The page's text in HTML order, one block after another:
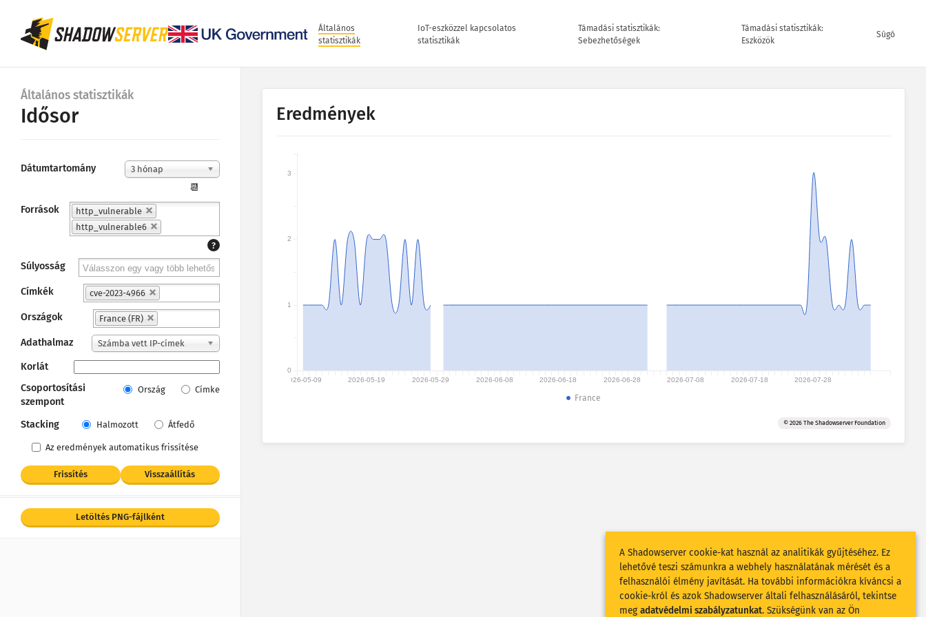
Általános
statisztikák
IoT-eszközzel kapcsolatos
statisztikák
Támadási statisztikák:
Sebezhetőségek
Támadási statisztikák:
Eszközök
Súgó
Általános statisztikák
Idősor
Dátumtartomány 3 hónap
📆
Források
http_vulnerable
http_vulnerable6
?
Súlyosság
Címkék cve-2023-4966
Országok France (FR)
Adathalmaz Számba vett IP-címek
Korlát
Csoportosítási
szempont
Ország Címke
Stacking Halmozott Átfedő
Az eredmények automatikus frissítése
Frissítés Visszaállítás
Letöltés PNG-fájlként
Eredmények
2026-05-09 2026-05-19 2026-05-29 2026-06-08 2026-06-18 2026-06-28 2026-07-08 2026-07-18 2026-07-28
0
1
2
3
France
© 2026 The Shadowserver Foundation
A Shadowserver cookie-kat használ az analitikák gyűjtéséhez. Ez
lehetővé teszi számunkra a webhely használatának mérését és a
felhasználói élmény javítását. Ha további információkra kíváncsi a
cookie-król és azok Shadowserver általi felhasználásáról, tekintse
meg adatvédelmi szabályzatunkat. Szükségünk van az Ön